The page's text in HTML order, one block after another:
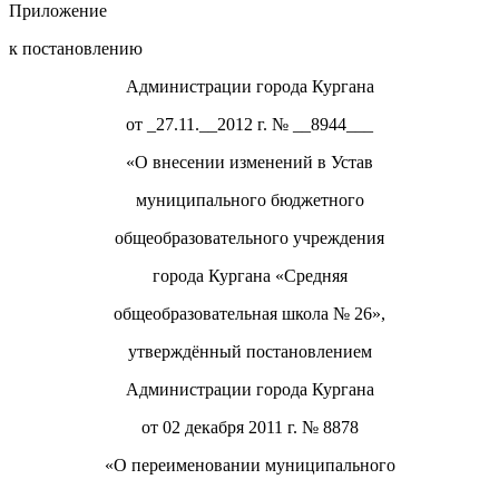
Приложение
к постановлению
Администрации города Кургана
от _27.11.__2012 г. № __8944___
«О внесении изменений в Устав
муниципального бюджетного
общеобразовательного учреждения
города Кургана «Средняя
общеобразовательная школа № 26»,
утверждённый постановлением
Администрации города Кургана
от 02 декабря 2011 г. № 8878
«О переименовании муниципального